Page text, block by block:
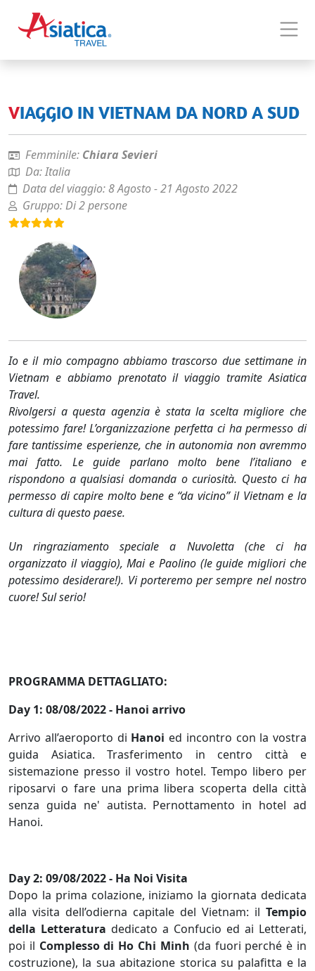
VIAGGIO IN VIETNAM DA NORD A SUD
Femminile: Chiara Sevieri
Da:Italia
Data del viaggio:8 Agosto - 21 Agosto 2022
Gruppo:Di 2 persone
Io e il mio compagno abbiamo trascorso due settimane in
Vietnam e abbiamo prenotato il viaggio tramite Asiatica
Travel.
Rivolgersi a questa agenzia è stata la scelta migliore che
potessimo fare! L’organizzazione perfetta ci ha permesso di
fare tantissime esperienze, che in autonomia non avremmo
mai fatto. Le guide parlano molto bene l’italiano e
rispondono a qualsiasi domanda o curiosità. Questo ci ha
permesso di capire molto bene e “da vicino” il Vietnam e la
cultura di questo paese.
Un ringraziamento speciale a Nuvoletta (che ci ha
organizzato il viaggio), Mai e Paolino (le guide migliori che
potessimo desiderare!). Vi porteremo per sempre nel nostro
cuore! Sul serio!
PROGRAMMA DETTAGLIATO:
Day 1: 08/08/2022 - Hanoi arrivo
Arrivo all’aeroporto di Hanoi ed incontro con la vostra
guida Asiatica. Trasferimento in centro città e
sistemazione presso il vostro hotel. Tempo libero per
riposarvi o fare una prima libera scoperta della città
senza guida ne' autista. Pernottamento in hotel ad
Hanoi.
Day 2: 09/08/2022 - Ha Noi Visita
Dopo la prima colazione, iniziamo la giornata dedicata
alla visita dell’odierna capitale del Vietnam: il Tempio
della Letteratura dedicato a Confucio ed ai Letterati,
poi il Complesso di Ho Chi Minh (da fuori perché è in
costruzione), la sua abitazione storica su palafitta e la